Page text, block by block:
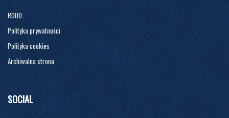
RODO
Polityka prywatności
Polityka cookies
Archiwalna strona
SOCIAL